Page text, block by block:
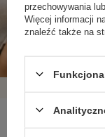
Promocje tylko dla
subskrybentów
przechowywania
Więcej informacji
znaleźć także na